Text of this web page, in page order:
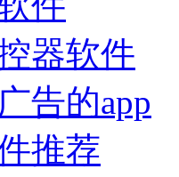
器软件
告的app
推荐